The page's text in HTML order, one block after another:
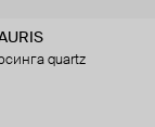
quartz